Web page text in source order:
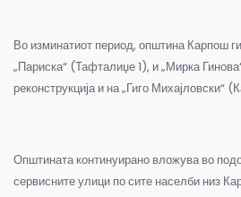
Во изминатиот период, општина Карпош
„Париска“ (Тафталиџе 1), и „Мирка
реконструкција и на „Гиго Михајловски“
Општината континуирано вложува во
сервисните улици по сите населби низ